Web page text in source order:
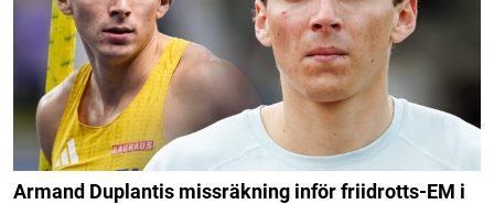
Armand Duplantis missräkning inför friidrotts-EM i